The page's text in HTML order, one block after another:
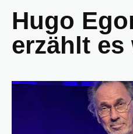
Hugo
erzählt es